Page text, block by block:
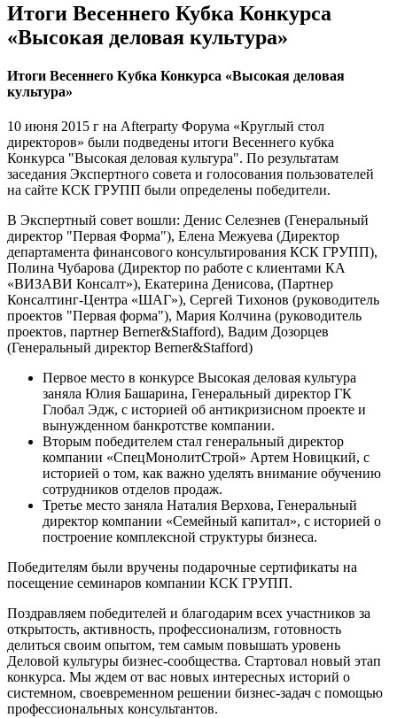
Итоги Весеннего Кубка Конкурса
«Высокая деловая культура»
Итоги Весеннего Кубка Конкурса «Высокая деловая
культура»
10 июня 2015 г на Afterparty Форума «Круглый стол
директоров» были подведены итоги Весеннего кубка
Конкурса "Высокая деловая культура". По результатам
заседания Экспертного совета и голосования пользователей
на сайте КСК ГРУПП были определены победители.
В Экспертный совет вошли: Денис Селезнев (Генеральный
директор "Первая Форма"), Елена Межуева (Директор
департамента финансового консультирования КСК ГРУПП),
Полина Чубарова (Директор по работе с клиентами КА
«ВИЗАВИ Консалт»), Екатерина Денисова, (Партнер
Консалтинг-Центра «ШАГ»), Сергей Тихонов (руководитель
проектов "Первая форма"), Мария Колчина (руководитель
проектов, партнер Berner&Stafford), Вадим Дозорцев
(Генеральный директор Berner&Stafford)
Первое место в конкурсе Высокая деловая культура
заняла Юлия Башарина, Генеральный директор ГК
Глобал Эдж, с историей об антикризисном проекте и
вынужденном банкротстве компании.
Вторым победителем стал генеральный директор
компании «СпецМонолитСтрой» Артем Новицкий, с
историей о том, как важно уделять внимание обучению
сотрудников отделов продаж.
Третье место заняла Наталия Верхова, Генеральный
директор компании «Семейный капитал», с историей о
построение комплексной структуры бизнеса.
Победителям были вручены подарочные сертификаты на
посещение семинаров компании КСК ГРУПП.
Поздравляем победителей и благодарим всех участников за
открытость, активность, профессионализм, готовность
делиться своим опытом, тем самым повышать уровень
Деловой культуры бизнес-сообщества. Стартовал новый этап
конкурса. Мы ждем от вас новых интересных историй о
системном, своевременном решении бизнес-задач с помощью
профессиональных консультантов.